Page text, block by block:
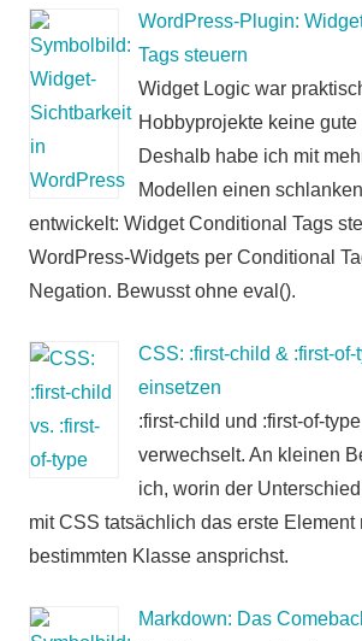
WordPress-Plugin:
Tags steuern
Widget Logic war
Hobbyprojekte keine gute
Deshalb habe ich mit
Modellen einen
entwickelt: Widget Conditional Tags
WordPress-Widgets per Conditional
Negation. Bewusst ohne eval().
CSS: :first-child & :first-of-
einsetzen
:first-child und :first-of-
verwechselt. An kleinen
ich, worin der
mit CSS tatsächlich das erste Element
bestimmten Klasse ansprichst.
Markdown: Das